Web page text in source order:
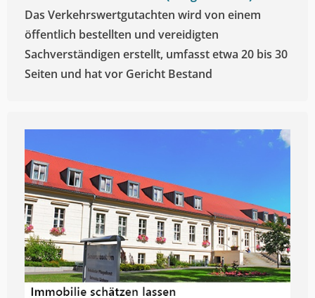
Das Verkehrswertgutachten wird von einem
öffentlich bestellten und vereidigten
Sachverständigen erstellt, umfasst etwa 20 bis 30
Seiten und hat vor Gericht Bestand